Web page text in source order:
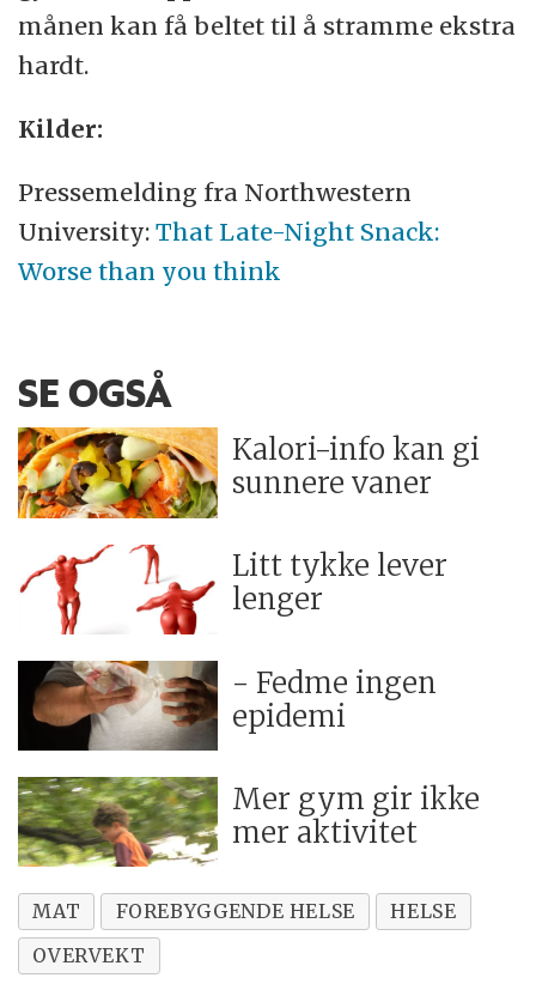
månen kan få beltet til å stramme ekstra
hardt.
Kilder:
Pressemelding fra Northwestern
University:That Late-Night Snack:
Worse than you think
SE OGSÅ
Kalori-info kan gi
sunnere vaner
Litt tykke lever
lenger
- Fedme ingen
epidemi
Mer gym gir ikke
mer aktivitet
MAT FOREBYGGENDE HELSE
HELSE
OVERVEKT